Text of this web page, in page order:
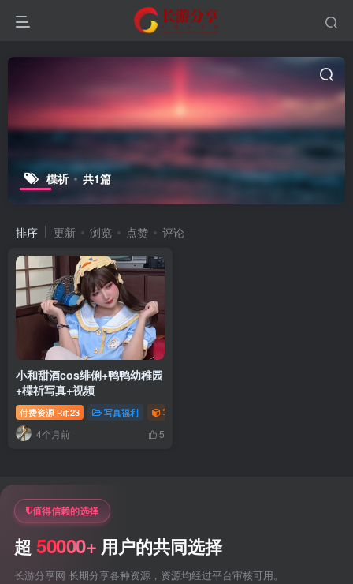
楪祈 共1篇
排序 更新 浏览 点赞 评论
小和甜酒cos绯俐+鸭鸭幼稚园
+楪祈写真+视频
付费资源 R币23 写真福利 写真视频专题
4个月前 5
值得信赖的选择
超50000+ 用户的共同选择
长游分享网 长期分享各种资源，资源均经过平台审核可用。